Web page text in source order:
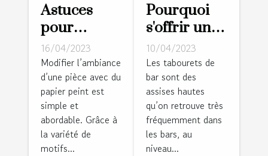
Astuces
pour
modifier
l’ambiance
d’un cadre
avec du
papier
peint
16/04/2023
Modifier l’ambiance
d’une pièce avec du
papier peint est
simple et
abordable. Grâce à
la variété de
motifs...
Pourquoi
s'offrir un
tabouret de
bar ?
10/04/2023
Les tabourets de
bar sont des
assises hautes
qu’on retrouve très
fréquemment dans
les bars, au
niveau...